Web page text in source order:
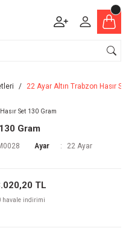
22 Ayar Altın Trabzon Hasır
Gram
Ayar 22 Ayar
TL
havale indirimi